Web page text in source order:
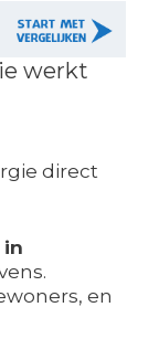
werkt
direct
in
en